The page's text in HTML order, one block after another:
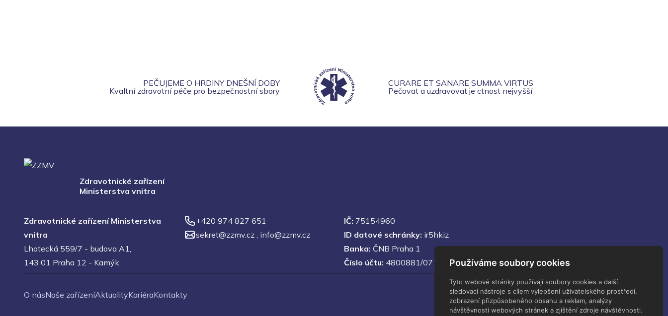
Používáme soubory cookies
Tyto webové stránky používají soubory cookies a další
sledovací nástroje s cílem vylepšení uživatelského prostředí,
zobrazení přizpůsobeného obsahu a reklam, analýzy
návštěvnosti webových stránek a zjištění zdroje návštěvnosti.
PEČUJEME O HRDINY DNEŠNÍ DOBY
Kvaltní zdravotní péče pro bezpečnostní sbory
CURARE ET SANARE SUMMA VIRTUS
Pečovat a uzdravovat je ctnost nejvyšší
Zdravotnické zařízení
Ministerstva vnitra
Zdravotnické zařízení Ministerstva
vnitra
Lhotecká 559/7 - budova A1,
143 01 Praha 12 - Kamýk
+420 974 827 651
sekret@zzmv.cz , info@zzmv.cz
IČ: 75154960
ID datové schránky: ir5hkiz
Banka: ČNB Praha 1
Číslo účtu: 4800881/0710
O násNaše zařízeníAktualityKariéraKontakty Sledujte nás